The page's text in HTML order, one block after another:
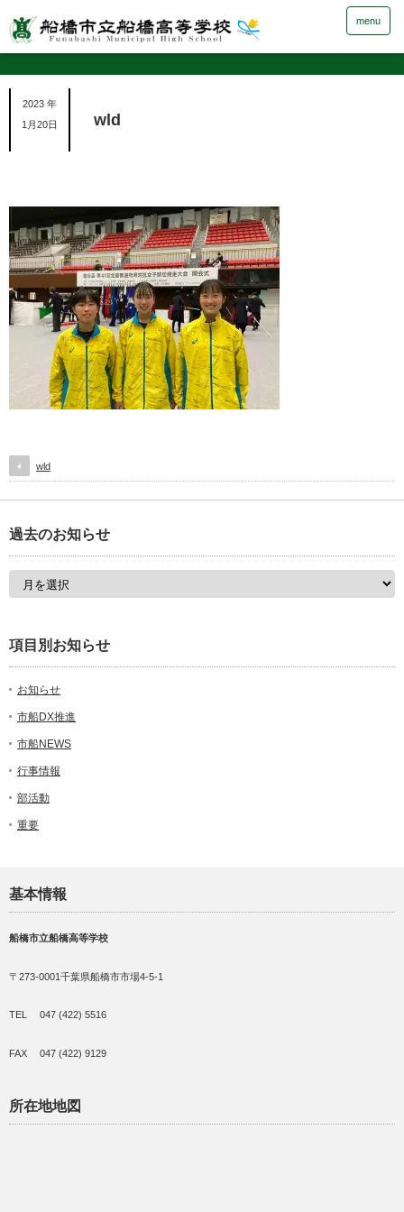
menu
2023 年
1月20日
wld
wld
過去のお知らせ
項目別お知らせ
お知らせ
市船DX推進
市船NEWS
行事情報
部活動
重要
基本情報
船橋市立船橋高等学校
〒273-0001千葉県船橋市市場4-5-1
TEL 047 (422) 5516
FAX 047 (422) 9129
所在地地図